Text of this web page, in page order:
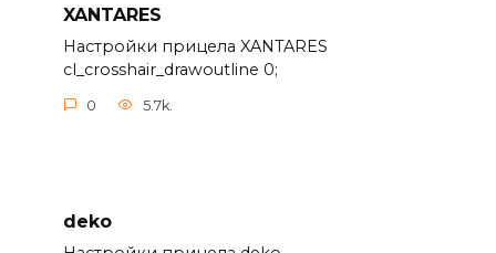
XANTARES
Настройки прицела XANTARES
cl_crosshair_drawoutline 0;
0 5.7k.
deko